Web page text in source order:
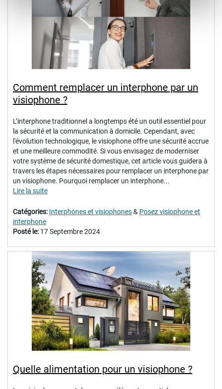
Comment remplacer un interphone par un
visiophone ?
L’interphone traditionnel a longtemps été un outil essentiel pour
la sécurité et la communication à domicile. Cependant, avec
l'évolution technologique, le visiophone offre une sécurité accrue
et une meilleure commodité. Si vous envisagez de moderniser
votre système de sécurité domestique, cet article vous guidera à
travers les étapes nécessaires pour remplacer un interphone par
un visiophone. Pourquoi remplacer un interphone...
Lire la suite
Catégories: Interphones et visiophones& Posez visiophone et
interphone
Posté le: 17 Septembre 2024
Quelle alimentation pour un visiophone ?